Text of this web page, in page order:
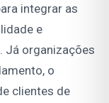
integrar as
e
Já organizações
o
clientes de